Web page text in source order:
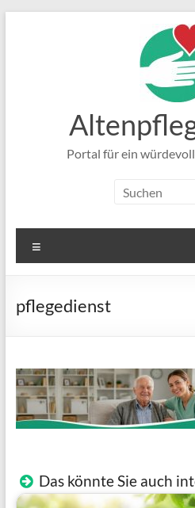
Portal für ein
pflegedienst
Das könnte Sie auch